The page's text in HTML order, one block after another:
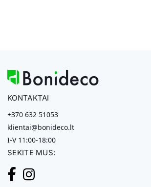
KONTAKTAI
+370 632 51053
klientai@bonideco.lt
I-V 11:00-18:00
SEKITE MUS: